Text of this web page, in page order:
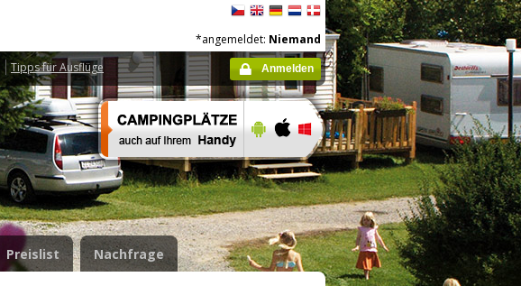
Tipps für Ausflüge
*angemeldet: Niemand
Anmelden
Preislist Nachfrage